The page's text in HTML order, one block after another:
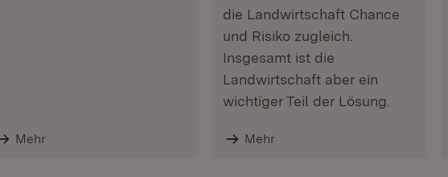
Mehr
die Landwirtschaft Chance
und Risiko zugleich.
Insgesamt ist die
Landwirtschaft aber ein
wichtiger Teil der Lösung.
Mehr